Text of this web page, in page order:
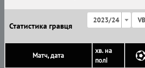
Статистика гравця
2023/24
Матч, дата
хв. на
полі